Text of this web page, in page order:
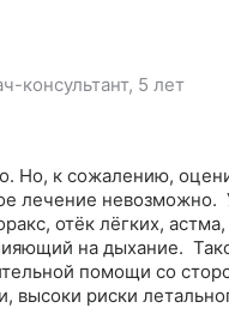
консультант, 5 лет
Но, к сожалению,
лечение
отёк лёгких,
на дыхание.
помощи со
риски